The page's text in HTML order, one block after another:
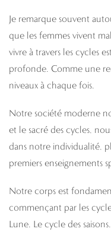
Je remarque souvent
que les femmes vivent
vivre à travers les cycles
profonde. Comme une
niveaux à chaque fois.
Notre société moderne
et le sacré des cycles,
dans notre individualité,
premiers enseignements
Notre corps est
commençant par les
Lune. Le cycle des